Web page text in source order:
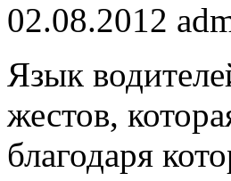
02.08.2012
Язык
жестов,
благодаря